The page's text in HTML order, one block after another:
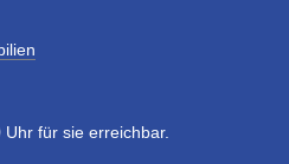
für sie erreichbar.